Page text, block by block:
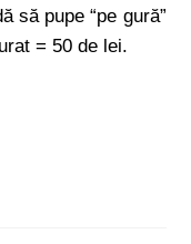
să pupe “pe gură”
= 50 de lei.